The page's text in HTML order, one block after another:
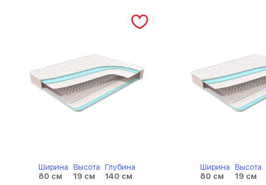
Ширина
80 см
Высота
19 см
Глубина
140 см
Ширина
80 см
Высота
19 см